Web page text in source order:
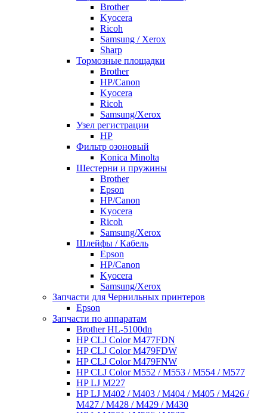
Brother
Kyocera
Ricoh
Samsung / Xerox
Sharp
Тормозные площадки
Brother
HP/Canon
Kyocera
Ricoh
Samsung/Xerox
Узел регистрации
HP
Фильтр озоновый
Konica Minolta
Шестерни и пружины
Brother
Epson
HP/Canon
Kyocera
Ricoh
Samsung/Xerox
Шлейфы / Кабель
Epson
HP/Canon
Kyocera
Samsung/Xerox
Запчасти для Чернильных принтеров
Epson
Запчасти по аппаратам
Brother HL-5100dn
HP CLJ Color M477FDN
HP CLJ Color M479FDW
HP CLJ Color M479FNW
HP CLJ Color M552 / M553 / M554 / M577
HP LJ M227
HP LJ M402 / M403 / M404 / M405 / M426 /
M427 / M428 / M429 / M430